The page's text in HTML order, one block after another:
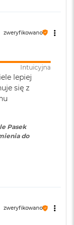
zweryfikowano
Intuicyjna
lepiej
się z
Pasek
do
zweryfikowano